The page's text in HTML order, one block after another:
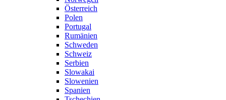
Österreich
Polen
Portugal
Rumänien
Schweden
Schweiz
Serbien
Slowakai
Slowenien
Spanien